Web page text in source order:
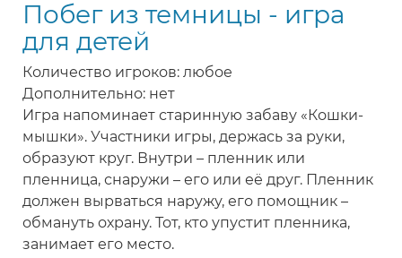
подвижная
игра
для
детей
Побег из темницы - игра
для детей
Количество игроков: любое
Дополнительно: нет
Игра напоминает старинную забаву «Кошки-
мышки». Участники игры, держась за руки,
образуют круг. Внутри – пленник или
пленница, снаружи – его или её друг. Пленник
должен вырваться наружу, его помощник –
обмануть охрану. Тот, кто упустит пленника,
занимает его место.